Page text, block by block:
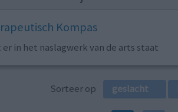
Kompas
in het naslagwerk van de arts staat
Sorteer op geslacht